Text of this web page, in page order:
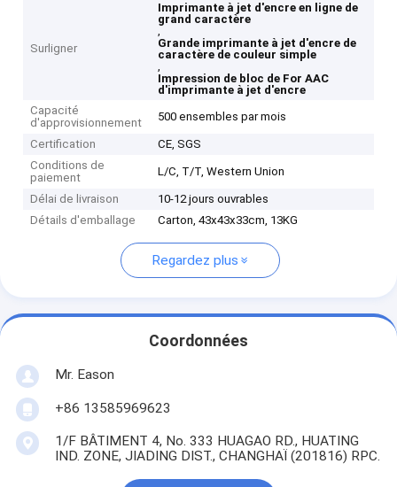
Surligner
Imprimante à jet d'encre en ligne de
grand caractère
,
Grande imprimante à jet d'encre de
caractère de couleur simple
,
Impression de bloc de For AAC
d'imprimante à jet d'encre
Capacité
d'approvisionnement
500 ensembles par mois
Certification
CE, SGS
Conditions de
paiement
L/C, T/T, Western Union
Délai de livraison
10-12 jours ouvrables
Détails d'emballage
Carton, 43x43x33cm, 13KG
Regardez plus
Coordonnées
Mr. Eason
+86 13585969623
1/F BÂTIMENT 4, No. 333 HUAGAO RD., HUATING
IND. ZONE, JIADING DIST., CHANGHAÏ (201816) RPC.